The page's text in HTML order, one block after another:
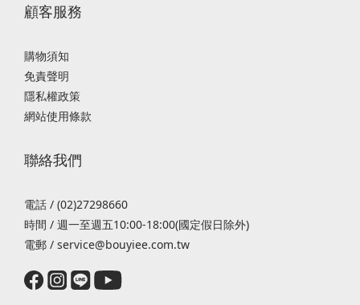
顧客服務
購物須知
免責聲明
隱私權政策
網站使用條款
聯絡我們
電話 / (02)27298660
時間 / 週一至週五10:00-18:00(國定假日除外)
電郵 / service@bouyiee.com.tw